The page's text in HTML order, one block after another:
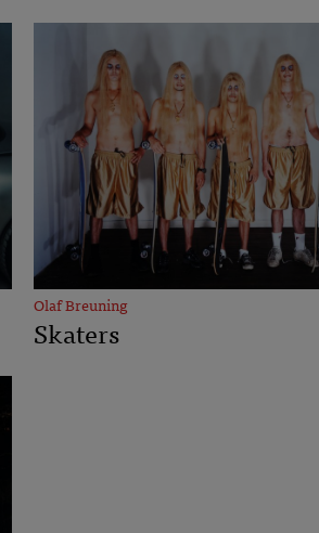
Olaf Breuning
Skaters